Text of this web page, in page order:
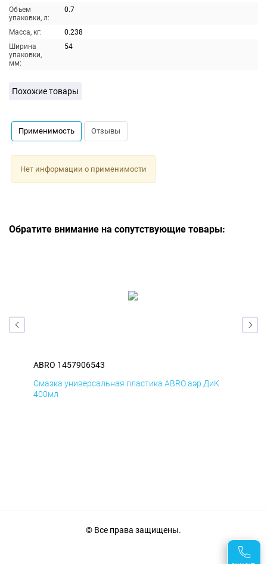
Объем
упаковки, л:
0.7
Масса, кг:
0.238
Ширина
упаковки,
мм:
54
Похожие товары
Применимость Отзывы
Нет информации о применимости
Обратите внимание на сопутствующие товары:
ABRO 1457906543
Смазка универсальная пластика ABRO аэр ДиК
400мл
© Все права защищены.